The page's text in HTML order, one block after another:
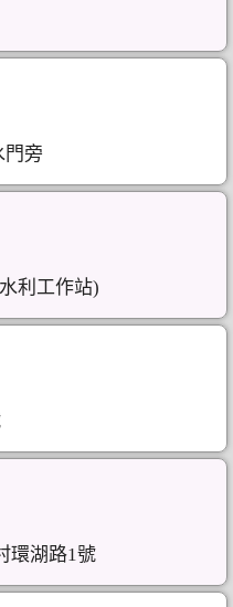
門旁
利工作站)
環湖路1號